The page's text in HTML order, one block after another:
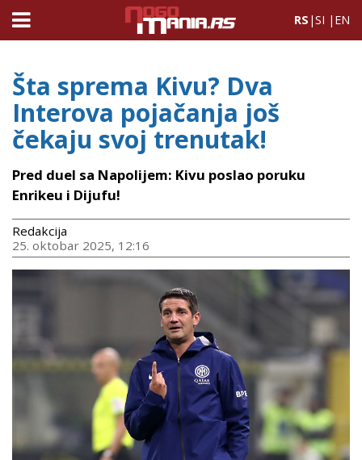
RS |SI | EN
Šta sprema Kivu? Dva
Interova pojačanja još
čekaju svoj trenutak!
Pred duel sa Napolijem: Kivu poslao poruku
Enrikeu i Dijufu!
Redakcija
25. oktobar 2025, 12:16